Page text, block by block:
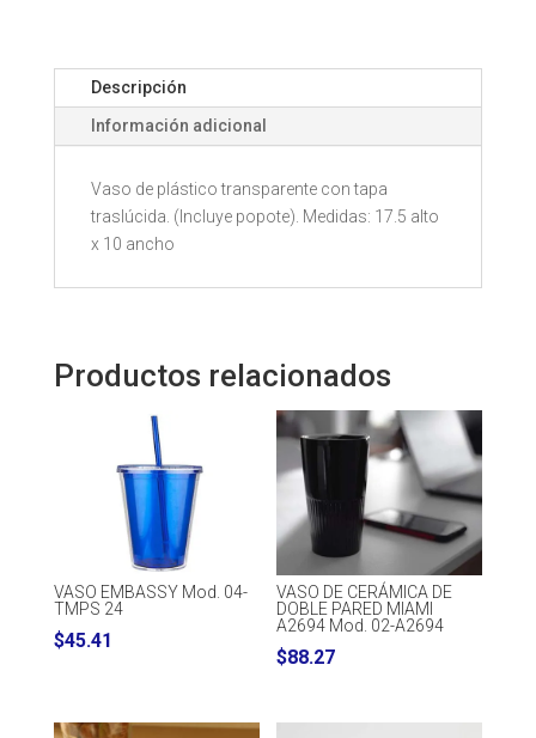
Descripción
Información adicional
Vaso de plástico transparente con tapa
traslúcida. (Incluye popote). Medidas: 17.5 alto
x 10 ancho
Productos relacionados
VASO EMBASSY Mod. 04-
TMPS 24
$45.41
VASO DE CERÁMICA DE
DOBLE PARED MIAMI
A2694 Mod. 02-A2694
$88.27